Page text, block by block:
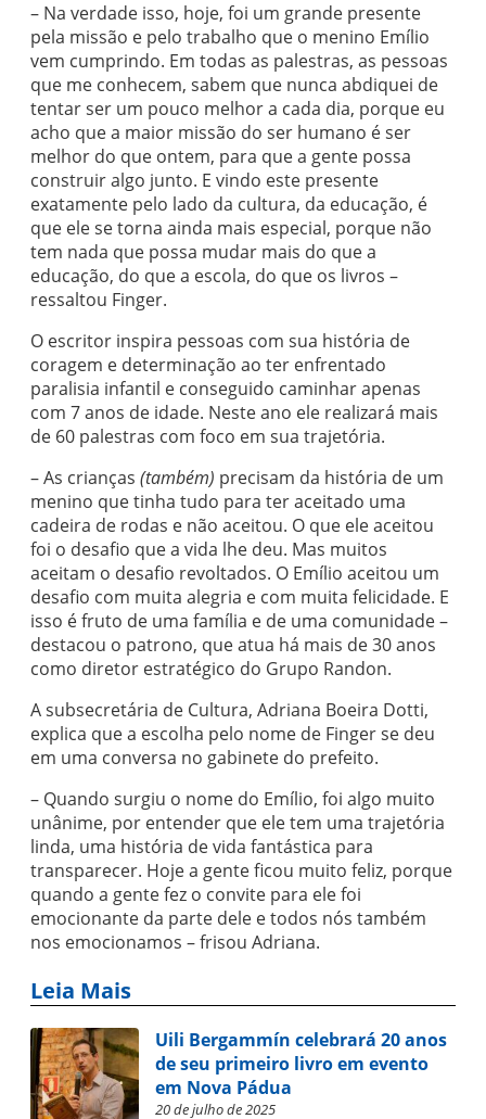
– Na verdade isso, hoje, foi um grande presente
pela missão e pelo trabalho que o menino Emílio
vem cumprindo. Em todas as palestras, as pessoas
que me conhecem, sabem que nunca abdiquei de
tentar ser um pouco melhor a cada dia, porque eu
acho que a maior missão do ser humano é ser
melhor do que ontem, para que a gente possa
construir algo junto. E vindo este presente
exatamente pelo lado da cultura, da educação, é
que ele se torna ainda mais especial, porque não
tem nada que possa mudar mais do que a
educação, do que a escola, do que os livros –
ressaltou Finger.
O escritor inspira pessoas com sua história de
coragem e determinação ao ter enfrentado
paralisia infantil e conseguido caminhar apenas
com 7 anos de idade. Neste ano ele realizará mais
de 60 palestras com foco em sua trajetória.
– As crianças (também) precisam da história de um
menino que tinha tudo para ter aceitado uma
cadeira de rodas e não aceitou. O que ele aceitou
foi o desafio que a vida lhe deu. Mas muitos
aceitam o desafio revoltados. O Emílio aceitou um
desafio com muita alegria e com muita felicidade. E
isso é fruto de uma família e de uma comunidade –
destacou o patrono, que atua há mais de 30 anos
como diretor estratégico do Grupo Randon.
A subsecretária de Cultura, Adriana Boeira Dotti,
explica que a escolha pelo nome de Finger se deu
em uma conversa no gabinete do prefeito.
– Quando surgiu o nome do Emílio, foi algo muito
unânime, por entender que ele tem uma trajetória
linda, uma história de vida fantástica para
transparecer. Hoje a gente ficou muito feliz, porque
quando a gente fez o convite para ele foi
emocionante da parte dele e todos nós também
nos emocionamos – frisou Adriana.
Leia Mais
Uili Bergammín celebrará 20 anos
de seu primeiro livro em evento
em Nova Pádua
20 de julho de 2025